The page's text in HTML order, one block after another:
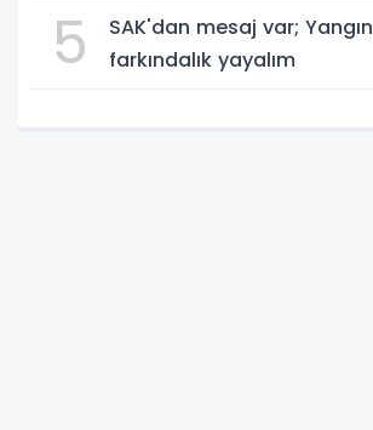
5
SAK'dan mesaj var;
farkındalık yayalım